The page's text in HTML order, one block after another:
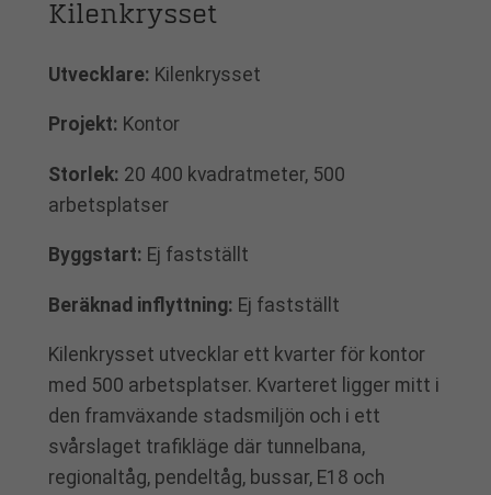
Kilenkrysset
Utvecklare: Kilenkrysset
Projekt: Kontor
Storlek: 20 400 kvadratmeter, 500
arbetsplatser
Byggstart: Ej fastställt
Beräknad inflyttning: Ej fastställt
Kilenkrysset utvecklar ett kvarter för kontor
med 500 arbetsplatser. Kvarteret ligger mitt i
den framväxande stadsmiljön och i ett
svårslaget trafikläge där tunnelbana,
regionaltåg, pendeltåg, bussar, E18 och